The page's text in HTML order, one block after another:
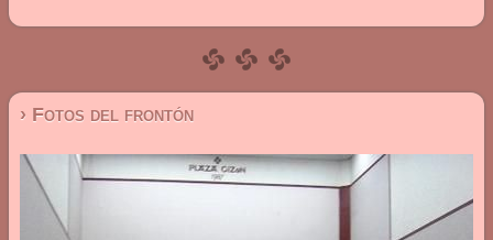
› Fotos del frontón